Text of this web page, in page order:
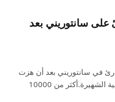
على سانتوريني بعد
في سانتوريني بعد أن هزت
سلسلة من الزلازل الوجهة السياحية الشهيرة.أكثر من 10000